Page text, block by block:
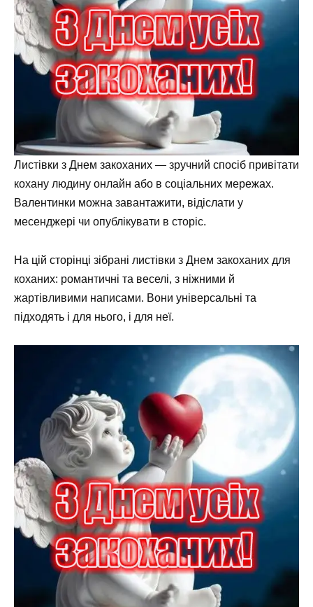
Листівки з Днем закоханих — зручний спосіб привітати
кохану людину онлайн або в соціальних мережах.
Валентинки можна завантажити, відіслати у
месенджері чи опублікувати в сторіс.
На цій сторінці зібрані листівки з Днем закоханих для
коханих: романтичні та веселі, з ніжними й
жартівливими написами. Вони універсальні та
підходять і для нього, і для неї.